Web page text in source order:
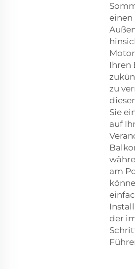
einen
Ihren
zu
Sie
auf
am
der